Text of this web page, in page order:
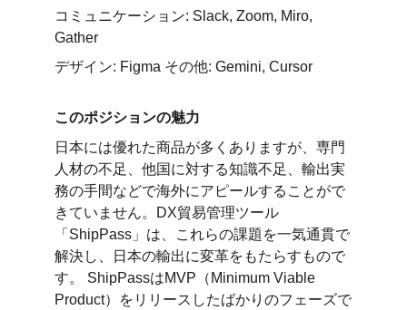
コミュニケーション: Slack, Zoom, Miro,
Gather
デザイン: Figma その他: Gemini, Cursor
このポジションの魅力
日本には優れた商品が多くありますが、専門
人材の不足、他国に対する知識不足、輸出実
務の手間などで海外にアピールすることがで
きていません。DX貿易管理ツール
「ShipPass」は、これらの課題を一気通貫で
解決し、日本の輸出に変革をもたらすもので
す。 ShipPassはMVP（Minimum Viable
Product）をリリースしたばかりのフェーズで